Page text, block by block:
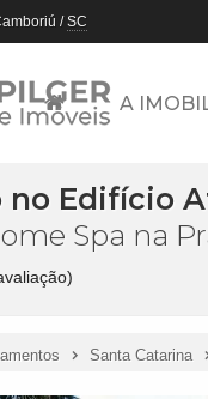
/SC
A
Edifício
Spa na
Santa Catarina